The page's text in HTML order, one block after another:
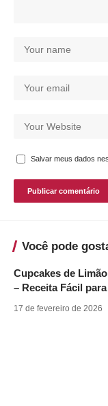
Salvar meus dados
Você pode
Cupcakes de
– Receita Fácil
17 de fevereiro de 2026